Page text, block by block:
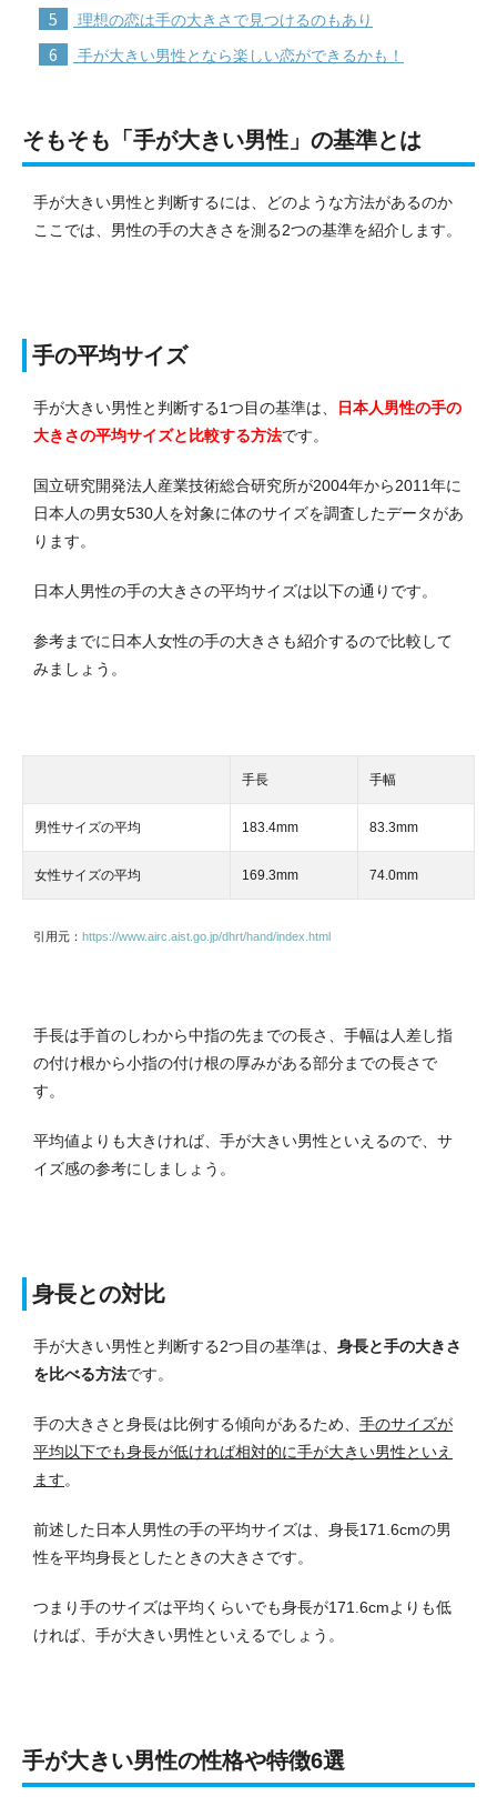
5 理想の恋は手の大きさで見つけるのもあり
6 手が大きい男性となら楽しい恋ができるかも！
そもそも「手が大きい男性」の基準とは
手が大きい男性と判断するには、どのような方法があるのか
ここでは、男性の手の大きさを測る2つの基準を紹介します。
手の平均サイズ
手が大きい男性と判断する1つ目の基準は、
日本人男性の手の
大きさの平均サイズと比較する方法です。
国立研究開発法人産業技術総合研究所が2004年から2011年に
日本人の男女530人を対象に体のサイズを調査したデータがあ
ります。
日本人男性の手の大きさの平均サイズは以下の通りです。
参考までに日本人女性の手の大きさも紹介するので比較して
みましょう。
手長 手幅
男性サイズの平均 183.4mm 83.3mm
女性サイズの平均 169.3mm 74.0mm
引用元： https://www.airc.aist.go.jp/dhrt/hand/index.html
手長は手首のしわから中指の先までの長さ、手幅は人差し指
の付け根から小指の付け根の厚みがある部分までの長さで
す。
平均値よりも大きければ、手が大きい男性といえるので、サ
イズ感の参考にしましょう。
身長との対比
手が大きい男性と判断する2つ目の基準は、 身長と手の大きさ
を比べる方法です。
手の大きさと身長は比例する傾向があるため、 手のサイズが
平均以下でも身長が低ければ相対的に手が大きい男性といえ
ます。
前述した日本人男性の手の平均サイズは、身長171.6cmの男
性を平均身長としたときの大きさです。
つまり手のサイズは平均くらいでも身長が171.6cmよりも低
ければ、手が大きい男性といえるでしょう。
手が大きい男性の性格や特徴6選